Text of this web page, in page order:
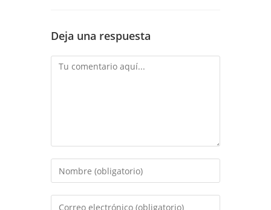
Deja una respuesta
Comentario
Introduce
tu
nombre
Introduce